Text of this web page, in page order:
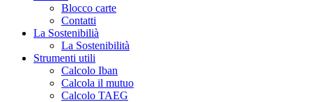
Blocco carte
Contatti
La Sostenibilià
La Sostenibilità
Strumenti utili
Calcolo Iban
Calcola il mutuo
Calcolo TAEG